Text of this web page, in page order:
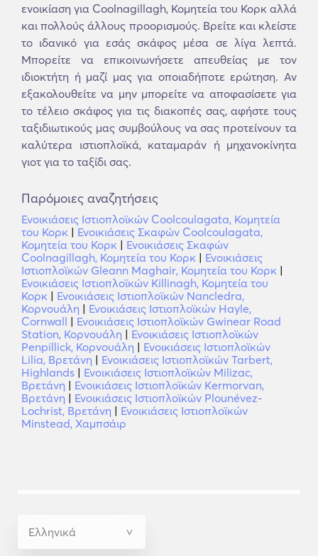
ενοικίαση για Coolnagillagh, Κομητεία του Κορκ αλλά
και πολλούς άλλους προορισμούς. Βρείτε και κλείστε
το ιδανικό για εσάς σκάφος μέσα σε λίγα λεπτά.
Μπορείτε να επικοινωνήσετε απευθείας με τον
ιδιοκτήτη ή μαζί μας για οποιαδήποτε ερώτηση. Αν
εξακολουθείτε να μην μπορείτε να αποφασίσετε για
το τέλειο σκάφος για τις διακοπές σας, αφήστε τους
ταξιδιωτικούς μας συμβούλους να σας προτείνουν τα
καλύτερα ιστιοπλοϊκά, καταμαράν ή μηχανοκίνητα
γιοτ για το ταξίδι σας.
Παρόμοιες αναζητήσεις
Ενοικιάσεις Ιστιοπλοϊκών Coolcoulagata, Κομητεία
του Κορκ | Ενοικιάσεις Σκαφών Coolcoulagata,
Κομητεία του Κορκ | Ενοικιάσεις Σκαφών
Coolnagillagh, Κομητεία του Κορκ | Ενοικιάσεις
Ιστιοπλοϊκών Gleann Maghair, Κομητεία του Κορκ |
Ενοικιάσεις Ιστιοπλοϊκών Killinagh, Κομητεία του
Κορκ | Ενοικιάσεις Ιστιοπλοϊκών Nancledra,
Κορνουάλη | Ενοικιάσεις Ιστιοπλοϊκών Hayle,
Cornwall | Ενοικιάσεις Ιστιοπλοϊκών Gwinear Road
Station, Κορνουάλη | Ενοικιάσεις Ιστιοπλοϊκών
Penpillick, Κορνουάλη | Ενοικιάσεις Ιστιοπλοϊκών
Lilia, Βρετάνη | Ενοικιάσεις Ιστιοπλοϊκών Tarbert,
Highlands | Ενοικιάσεις Ιστιοπλοϊκών Milizac,
Βρετάνη | Ενοικιάσεις Ιστιοπλοϊκών Kermorvan,
Βρετάνη | Ενοικιάσεις Ιστιοπλοϊκών Plounévez-
Lochrist, Βρετάνη | Ενοικιάσεις Ιστιοπλοϊκών
Minstead, Χαμπσάιρ